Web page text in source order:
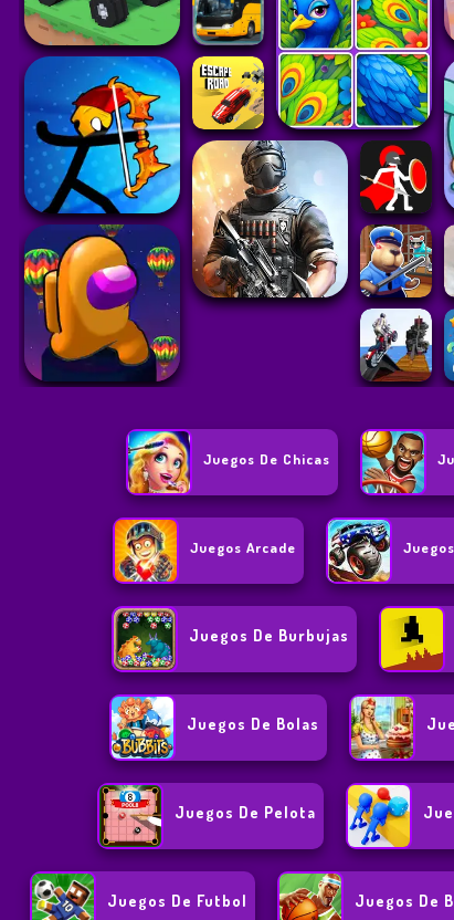
Juegos De Chicas
Juegos Arcade
Juegos De Burbujas
Juegos De Bolas
Juegos De Pelota
Juegos De Futbol Juegos De